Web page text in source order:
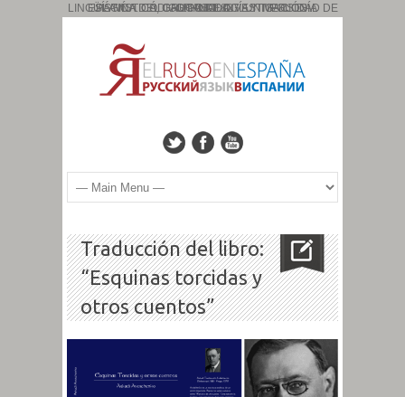
PÁGINA DEL GRUPO DE INVESTIGACIÓN: ESLAVÍSTICA, CAUCASOLOGÍA Y TIPOLOGÍA LINGÜÍSTICA. CÓDIGO: HUM: 827. UNIVERSIDAD DE GRANADA
Traducción del libro:
“Esquinas torcidas y
otros cuentos”